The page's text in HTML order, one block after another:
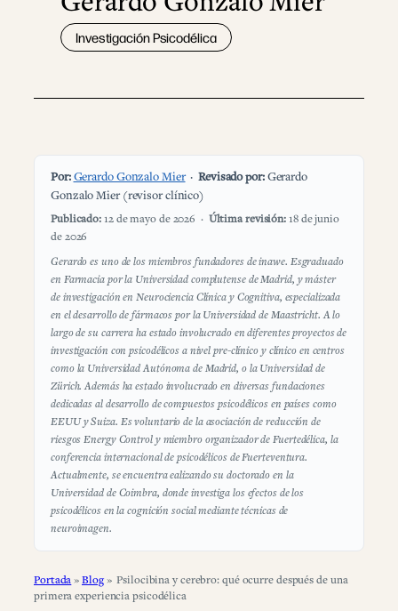
Investigación Psicodélica
Por:Gerardo Gonzalo Mier·Revisado por:Gerardo
Gonzalo Mier (revisor clínico)
Publicado: 12 de mayo de 2026 · Última revisión: 18 de junio
de 2026
Gerardo es uno de los miembros fundadores de inawe. Esgraduado
en Farmacia por la Universidad complutense de Madrid, y máster
de investigación en Neurociencia Clínica y Cognitiva, especializada
en el desarrollo de fármacos por la Universidad de Maastricht. A lo
largo de su carrera ha estado involucrado en diferentes proyectos de
investigación con psicodélicos a nivel pre-clínico y clínico en centros
como la Universidad Autónoma de Madrid, o la Universidad de
Zürich. Además ha estado involucrado en diversas fundaciones
dedicadas al desarrollo de compuestos psicodélicos en países como
EEUU y Suiza. Es voluntario de la asociación de reducción de
riesgos Energy Control y miembro organizador de Fuertedélica, la
conferencia internacional de psicodélicos de Fuerteventura.
Actualmente, se encuentra ealizando su doctorado en la
Universidad de Coimbra, donde investiga los efectos de los
psicodélicos en la cognición social mediante técnicas de
neuroimagen.
Portada »Blog» Psilocibina y cerebro: qué ocurre después de una
primera experiencia psicodélica